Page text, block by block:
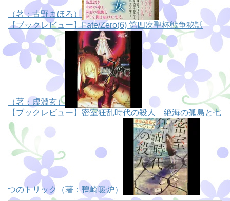
（著：古野まほろ）
【ブックレビュー】Fate/Zero(6) 第四次聖杯戦争秘話
（著：虚淵玄）
【ブックレビュー】密室狂乱時代の殺人 絶海の孤島と七
つのトリック（著：鴨崎暖炉）